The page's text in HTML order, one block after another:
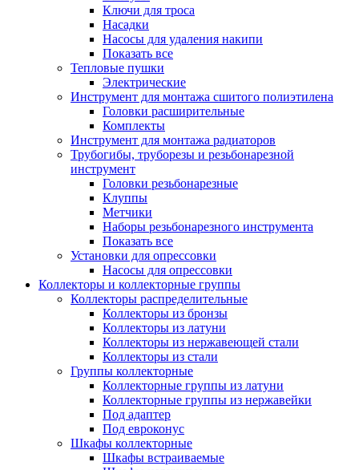
Ключи для троса
Насадки
Насосы для удаления накипи
Показать все
Тепловые пушки
Электрические
Инструмент для монтажа сшитого полиэтилена
Головки расширительные
Комплекты
Инструмент для монтажа радиаторов
Трубогибы, труборезы и резьбонарезной
инструмент
Головки резьбонарезные
Клуппы
Метчики
Наборы резьбонарезного инструмента
Показать все
Установки для опрессовки
Насосы для опрессовки
Коллекторы и коллекторные группы
Коллекторы распределительные
Коллекторы из бронзы
Коллекторы из латуни
Коллекторы из нержавеющей стали
Коллекторы из стали
Группы коллекторные
Коллекторные группы из латуни
Коллекторные группы из нержавейки
Под адаптер
Под евроконус
Шкафы коллекторные
Шкафы встраиваемые